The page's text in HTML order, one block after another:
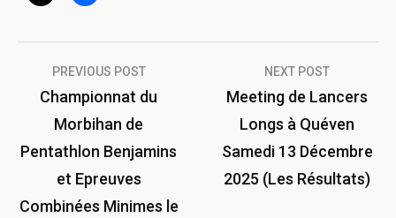
Navigation
de
l’article
PREVIOUS POST
Championnat du
Morbihan de
Pentathlon Benjamins
et Epreuves
Combinées Minimes le
NEXT POST
Meeting de Lancers
Longs à Quéven
Samedi 13 Décembre
2025 (Les Résultats)